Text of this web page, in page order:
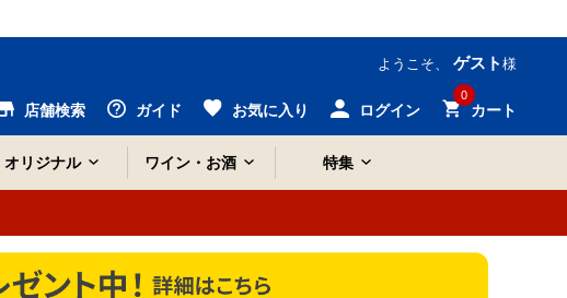
ようこそ、 ゲスト 様
店舗検索 ガイド お気に入り ログイン
0
カート
オリジナル ワイン・お酒 特集